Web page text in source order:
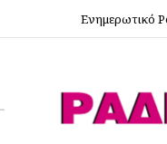
Ενημερωτικό